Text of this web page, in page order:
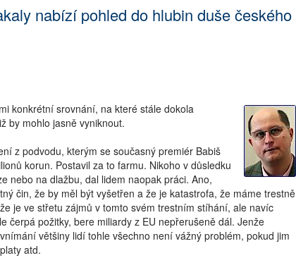
nabízí pohled do hlubin duše českého
konkrétní srovnání, na které stále dokola
by mohlo jasně vyniknout.
z podvodu, kterým se současný premiér Babiš
korun. Postavil za to farmu. Nikoho v důsledku
nebo na dlažbu, dal lidem naopak práci. Ano,
čin, že by měl být vyšetřen a že je katastrofa, že máme trestně
je ve střetu zájmů v tomto svém trestním stíhání, ale navíc
čerpá požitky, bere miliardy z EU nepřerušeně dál. Jenže
většiny lidí tohle všechno není vážný problém, pokud jim
atd.